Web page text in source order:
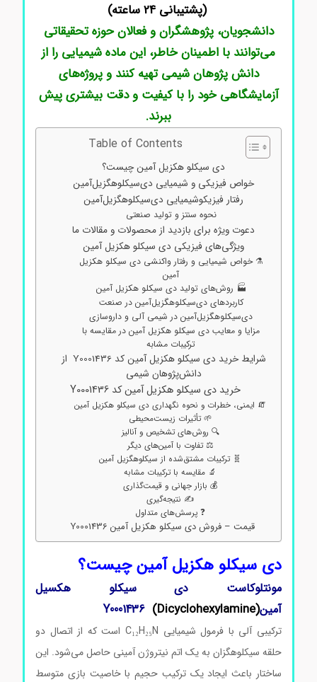
(پشتیبانی 24 ساعته)
دانشجویان، پژوهشگران و فعالان حوزه تحقیقاتی
می‌توانند با اطمینان خاطر، این ماده شیمیایی را از
دانش پژوهان شیمی تهیه کنند و پروژه‌های
آزمایشگاهی خود را با کیفیت و دقت بیشتری پیش
ببرند.
Table of Contents
دی سیکلو هکزیل آمین چیست؟
خواص فیزیکی و شیمیایی دی‌سیکلوهگزیل‌آمین
رفتار فیزیکوشیمیایی دی‌سیکلوهگزیل‌آمین
نحوه سنتز و تولید صنعتی
دعوت ویژه برای بازدید از محصولات و مقالات ما
ویژگی‌های فیزیکی دی سیکلو هکزیل آمین
⚗️ خواص شیمیایی و رفتار واکنشی دی سیکلو هکزیل
آمین
🏭 روش‌های تولید دی سیکلو هکزیل آمین
کاربردهای دی‌سیکلوهگزیل‌آمین در صنعت
دی‌سیکلوهگزیل‌آمین در شیمی آلی و داروسازی
مزایا و معایب دی سیکلو هکزیل آمین در مقایسه با
ترکیبات مشابه
شرایط خرید دی سیکلو هکزیل آمین کد Y0001436 از
دانش‌پژوهان شیمی
خرید دی سیکلو هکزیل آمین کد Y0001436
🧯 ایمنی، خطرات و نحوه نگهداری دی سیکلو هکزیل آمین
🌱 تأثیرات زیست‌محیطی
🔍 روش‌های تشخیص و آنالیز
⚖️ تفاوت با آمین‌های دیگر
🧬 ترکیبات مشتق‌شده از سیکلوهگزیل آمین
🔬 مقایسه با ترکیبات مشابه
💰 بازار جهانی و قیمت‌گذاری
✍️ نتیجه‌گیری
❓ پرسش‌های متداول
قیمت – فروش دی سیکلو هکزیل آمین Y0001436
دی سیکلو هکزیل آمین چیست؟
مونتلوکاست دی سیکلو هکسیل
آمینY0001436(Dicyclohexylamine)
ترکیبی آلی با فرمول شیمیایی C₁₂H₂₅N است که از اتصال دو
حلقه سیکلوهگزان به یک اتم نیتروژن آمینی حاصل می‌شود. این
ساختار باعث ایجاد یک ترکیب حجیم با خاصیت بازی متوسط